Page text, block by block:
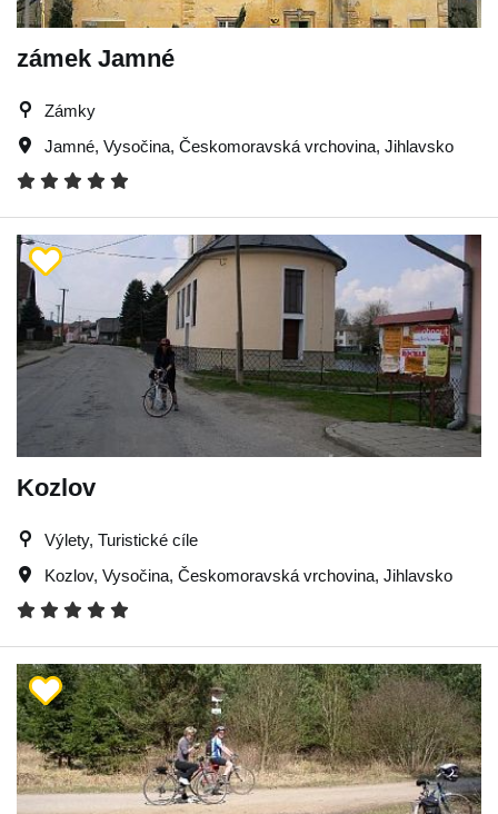
zámek Jamné
Zámky
Jamné, Vysočina, Českomoravská vrchovina, Jihlavsko
Kozlov
Výlety, Turistické cíle
Kozlov, Vysočina, Českomoravská vrchovina, Jihlavsko